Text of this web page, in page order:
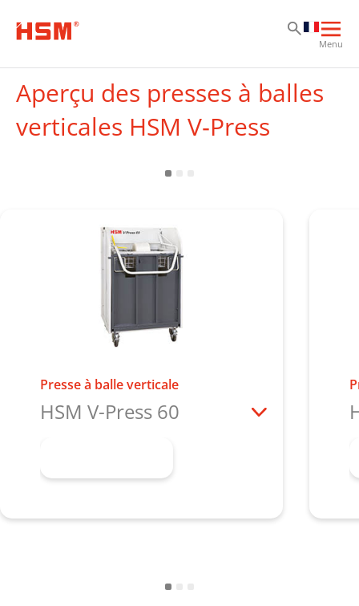
la
Menu
Aperçu des presses à balles
verticales HSM V‑Press
Presse à balle verticale
HSM V-Press 60